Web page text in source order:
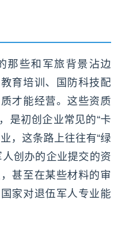
那些和军旅背景沾边
育培训、国防科技配
才能经营。这些资质
是初创企业常见的“卡
，这条路上往往有“绿
创办的企业提交的资
甚至在某些材料的审
家对退伍军人专业能